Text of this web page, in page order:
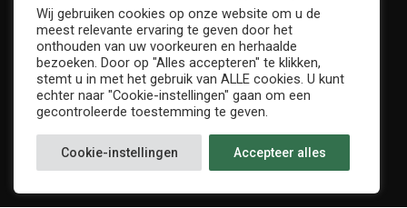
Supportersclub
Socio Business Club
Wij gebruiken cookies op onze website om u de
meest relevante ervaring te geven door het
onthouden van uw voorkeuren en herhaalde
bezoeken. Door op "Alles accepteren" te klikken,
stemt u in met het gebruik van ALLE cookies. U kunt
echter naar "Cookie-instellingen" gaan om een
gecontroleerde toestemming te geven.
Cookie-instellingen Accepteer alles